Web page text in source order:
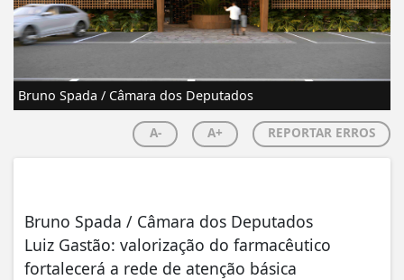
Bruno Spada / Câmara dos Deputados
A- A+ REPORTAR ERROS
Bruno Spada / Câmara dos Deputados
Luiz Gastão: valorização do farmacêutico
fortalecerá a rede de atenção básica